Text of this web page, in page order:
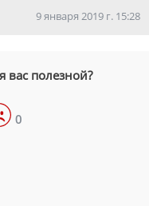
9 января 2019 г. 15:28
вас полезной?
0